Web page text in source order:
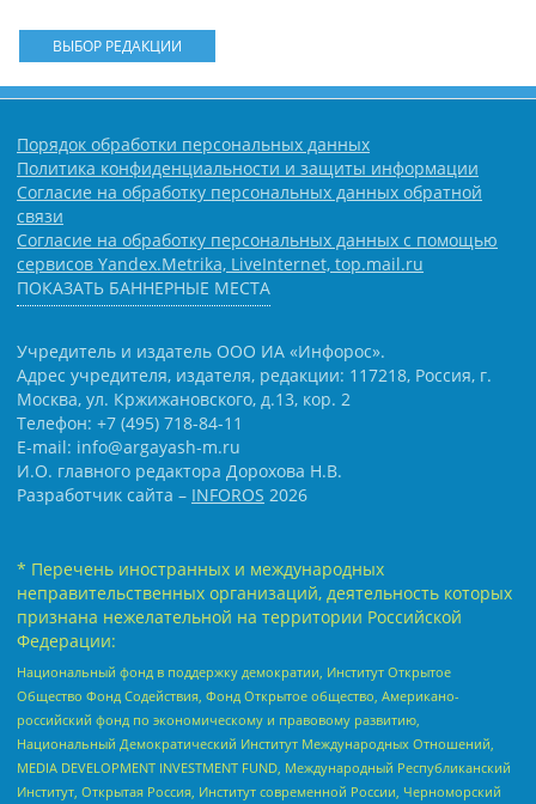
ВЫБОР РЕДАКЦИИ
Порядок обработки персональных данных
Политика конфиденциальности и защиты информации
Согласие на обработку персональных данных обратной
связи
Согласие на обработку персональных данных с помощью
сервисов Yandex.Metrika, LiveInternet, top.mail.ru
ПОКАЗАТЬ БАННЕРНЫЕ МЕСТА
Учредитель и издатель ООО ИА «Инфорос».
Адрес учредителя, издателя, редакции: 117218, Россия, г.
Москва, ул. Кржижановского, д.13, кор. 2
Телефон: +7 (495) 718-84-11
E-mail: info@argayash-m.ru
И.О. главного редактора Дорохова Н.В.
Разработчик сайта – INFOROS 2026
* Перечень иностранных и международных
неправительственных организаций, деятельность которых
признана нежелательной на территории Российской
Федерации:
Национальный фонд в поддержку демократии, Институт Открытое
Общество Фонд Содействия, Фонд Открытое общество, Американо-
российский фонд по экономическому и правовому развитию,
Национальный Демократический Институт Международных Отношений,
MEDIA DEVELOPMENT INVESTMENT FUND, Международный Республиканский
Институт, Открытая Россия, Институт современной России, Черноморский